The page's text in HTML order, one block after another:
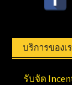
บริการของเ
รับจัด